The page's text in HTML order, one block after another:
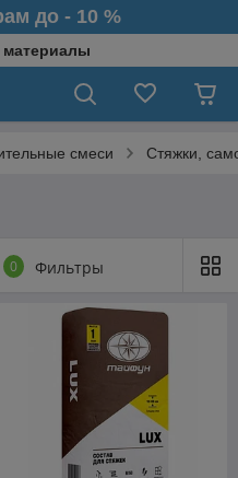
до - 10 %
смеси Стяжки,
0 Фильтры